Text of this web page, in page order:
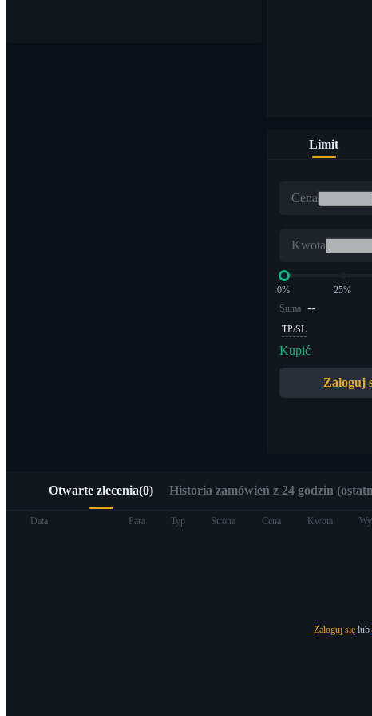
Kontrakty terminowe
Limit
Cena
Kwota
0% 25%
Suma --
TP/SL
Kupić
Zaloguj
Otwarte zlecenia(0) Historia zamówień z 24 godzin
Data Para Typ Strona Cena Kwota
Zaloguj się lub